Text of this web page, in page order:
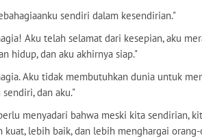
sendiri dalam kesendirian."
Aku telah selamat dari kesepian, aku
hidup, dan aku akhirnya siap."
Aku tidak membutuhkan dunia untuk
dan aku."
menyadari bahwa meski kita sendirian,
lebih baik, dan lebih menghargai